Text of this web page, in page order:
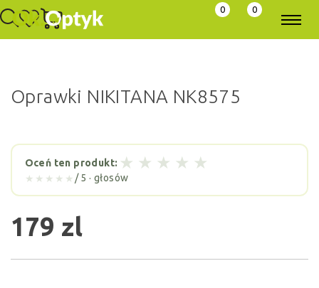
0 0
Oprawki NIKITANA NK8575
Oceń ten produkt: ★ ★ ★ ★ ★
★★★★★ / 5 · głosów
179 zl